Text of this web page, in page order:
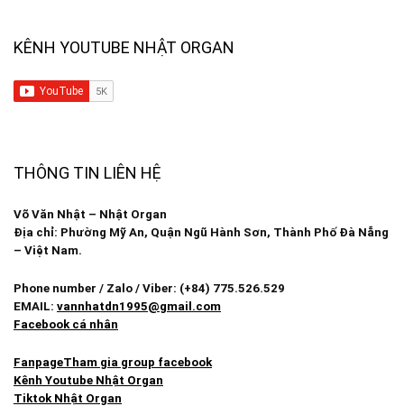
KÊNH YOUTUBE NHẬT ORGAN
THÔNG TIN LIÊN HỆ
Võ Văn Nhật – Nhật Organ
Địa chỉ: Phường Mỹ An, Quận Ngũ Hành Sơn, Thành Phố Đà Nẵng
– Việt Nam.
Phone number / Zalo / Viber: (+84) 775.526.529
EMAIL: vannhatdn1995@gmail.com
Facebook cá nhân
FanpageTham gia group facebook
Kênh Youtube Nhật Organ
Tiktok Nhật Organ